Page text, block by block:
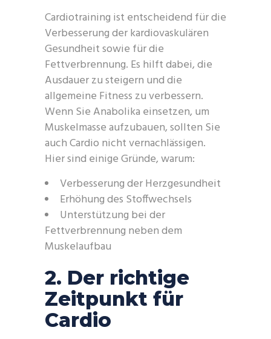
Cardiotraining ist entscheidend für die
Verbesserung der kardiovaskulären
Gesundheit sowie für die
Fettverbrennung. Es hilft dabei, die
Ausdauer zu steigern und die
allgemeine Fitness zu verbessern.
Wenn Sie Anabolika einsetzen, um
Muskelmasse aufzubauen, sollten Sie
auch Cardio nicht vernachlässigen.
Hier sind einige Gründe, warum:
Verbesserung der Herzgesundheit
Erhöhung des Stoffwechsels
Unterstützung bei der
Fettverbrennung neben dem
Muskelaufbau
2. Der richtige
Zeitpunkt für
Cardio